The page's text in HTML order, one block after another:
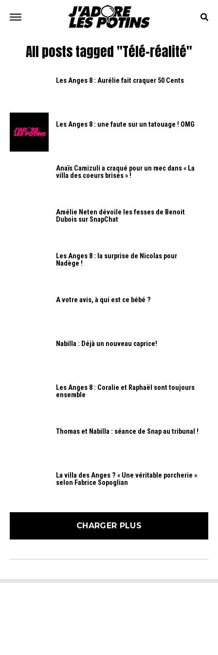
All posts tagged "Télé-réalité"
Les Anges 8 : Aurélie fait craquer 50 Cents
Les Anges 8 : une faute sur un tatouage ! OMG
Anaïs Camizuli a craqué pour un mec dans « La
villa des coeurs brisés » !
Amélie Neten dévoile les fesses de Benoit
Dubois sur SnapChat
Les Anges 8 : la surprise de Nicolas pour
Nadège !
A votre avis, à qui est ce bébé ?
Nabilla : Déjà un nouveau caprice!
Les Anges 8 : Coralie et Raphaël sont toujours
ensemble
Thomas et Nabilla : séance de Snap au tribunal !
La villa des Anges ? « Une véritable porcherie »
selon Fabrice Sopoglian
CHARGER PLUS